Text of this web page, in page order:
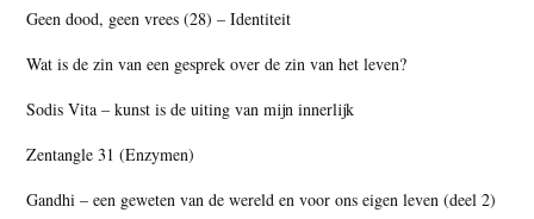
Geen dood, geen vrees (28) – Identiteit
Wat is de zin van een gesprek over de zin van het leven?
Sodis Vita – kunst is de uiting van mijn innerlijk
Zentangle 31 (Enzymen)
Gandhi – een geweten van de wereld en voor ons eigen leven (deel 2)